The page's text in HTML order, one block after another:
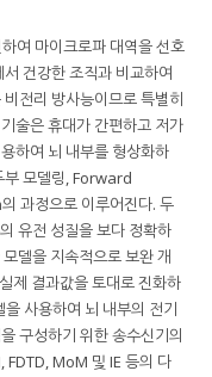
여 마이크로파 대역을 선호
건강한 조직과 비교하여
전리 방사능이므로 특별히
술은 휴대가 간편하고 저가
하여 뇌 내부를 형상화하
부 모델링, Forward
정으로 이루어진다. 두
유전 성질을 보다 정확하
델을 지속적으로 보완 개
제 결과값을 토대로 진화하
사용하여 뇌 내부의 전기
구성하기 위한 송수신기의
FDTD, MoM 및 IE 등의 다